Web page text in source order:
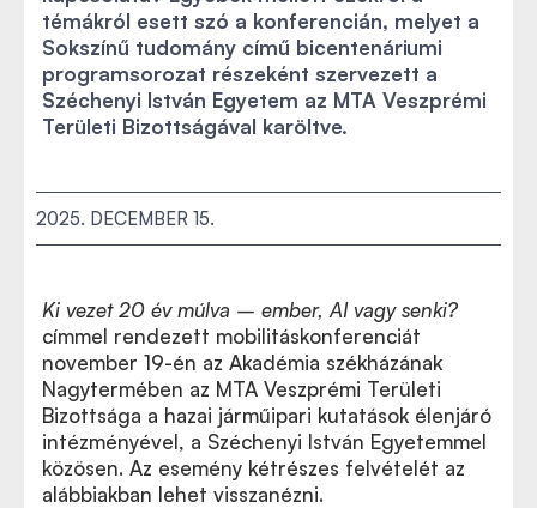
témákról esett szó a konferencián, melyet a
Sokszínű tudomány című bicentenáriumi
programsorozat részeként szervezett a
Széchenyi István Egyetem az MTA Veszprémi
Területi Bizottságával karöltve.
2025. DECEMBER 15.
Ki vezet 20 év múlva – ember, AI vagy senki?
címmel rendezett mobilitáskonferenciát
november 19-én az Akadémia székházának
Nagytermében az MTA Veszprémi Területi
Bizottsága a hazai járműipari kutatások élenjáró
intézményével, a Széchenyi István Egyetemmel
közösen. Az esemény kétrészes felvételét az
alábbiakban lehet visszanézni.